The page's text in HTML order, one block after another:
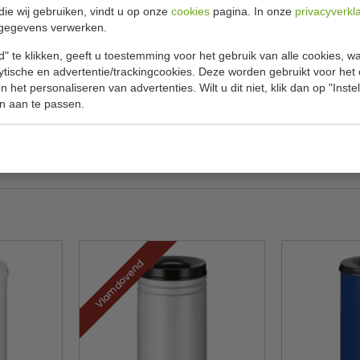
wij gebruiken, vindt u op onze cookies pagina. In onze
verwerken.
te klikken, geeft u toestemming voor het gebruik van alle cookies,
en advertentie/trackingcookies. Deze worden gebruikt voor het
het personaliseren van advertenties. Wilt u dit niet, klik dan op
aan te passen.
inhoud 10 liter
is ideaal voor hotelkamers, slaapkamers,
is de prullenbak geschikt voor kleine ruimtes en
Perfect voor thuis en voor professioneel
Model
H x Ø
Gewicht
Vlamdovend